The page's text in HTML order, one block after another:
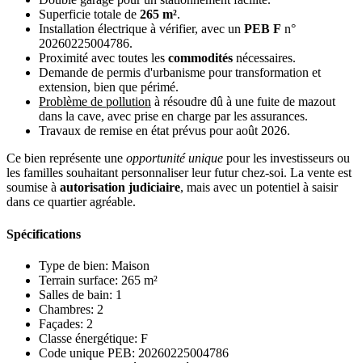
Superficie totale de 265 m².
Installation électrique à vérifier, avec un PEB F n°
20260225004786.
Proximité avec toutes les commodités nécessaires.
Demande de permis d'urbanisme pour transformation et
extension, bien que périmé.
Problème de pollution à résoudre dû à une fuite de mazout
dans la cave, avec prise en charge par les assurances.
Travaux de remise en état prévus pour août 2026.
Ce bien représente une opportunité unique pour les investisseurs ou
les familles souhaitant personnaliser leur futur chez-soi. La vente est
soumise à autorisation judiciaire, mais avec un potentiel à saisir
dans ce quartier agréable.
Spécifications
Type de bien: Maison
Terrain surface: 265 m²
Salles de bain: 1
Chambres: 2
Façades: 2
Classe énergétique: F
Code unique PEB: 20260225004786